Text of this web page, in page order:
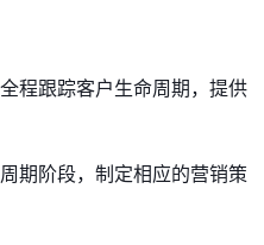
程跟踪客户生命周期，提供
期阶段，制定相应的营销策